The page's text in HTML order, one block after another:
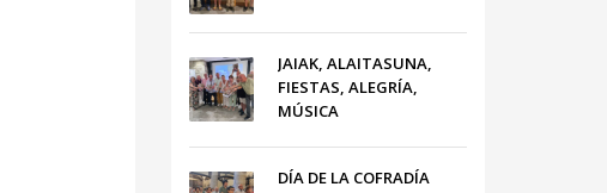
JAIAK, ALAITASUNA,
FIESTAS, ALEGRÍA,
MÚSICA
DÍA DE LA COFRADÍA